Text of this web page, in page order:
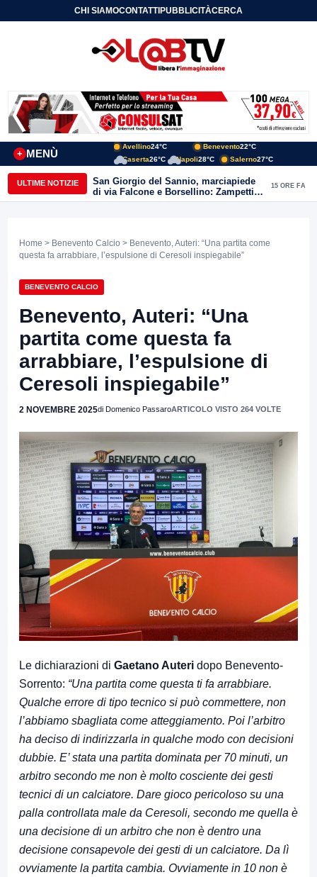
CHI SIAMOCONTATTIPUBBLICITÀCERCA
MENÙ
+
Avellino24°C Benevento22°C
Caserta26°C Napoli28°C Salerno27°C
ULTIME NOTIZIE
San Giorgio del Sannio, marciapiede
di via Falcone e Borsellino: Zampetti e
Lombardi replicano alle polemiche
15 ORE FA
Home > Benevento Calcio > Benevento, Auteri: “Una partita come
questa fa arrabbiare, l’espulsione di Ceresoli inspiegabile”
BENEVENTO CALCIO
Benevento, Auteri: “Una
partita come questa fa
arrabbiare, l’espulsione di
Ceresoli inspiegabile”
2 NOVEMBRE 2025di Domenico PassaroARTICOLO VISTO 264 VOLTE
Le dichiarazioni di Gaetano Auteri dopo Benevento-
Sorrento: “Una partita come questa ti fa arrabbiare.
Qualche errore di tipo tecnico si può commettere, non
l’abbiamo sbagliata come atteggiamento. Poi l’arbitro
ha deciso di indirizzarla in qualche modo con decisioni
dubbie. E’ stata una partita dominata per 70 minuti, un
arbitro secondo me non è molto cosciente dei gesti
tecnici di un calciatore. Dare gioco pericoloso su una
palla controllata male da Ceresoli, secondo me quella è
una decisione di un arbitro che non è dentro una
decisione consapevole dei gesti di un calciatore. Da lì
ovviamente la partita cambia. Ovviamente in 10 non è